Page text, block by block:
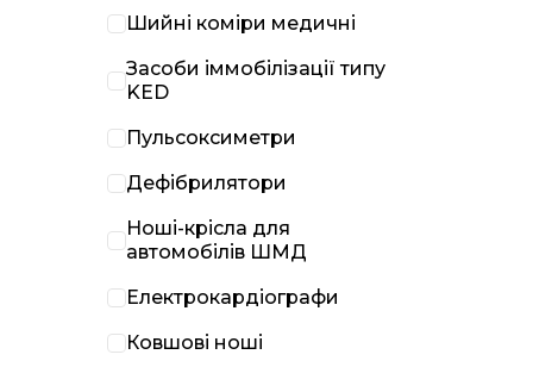
Шийні коміри медичні
Засоби іммобілізації типу
KED
Пульсоксиметри
Дефібрилятори
Ноші-крісла для
автомобілів ШМД
Електрокардіографи
Ковшові ноші